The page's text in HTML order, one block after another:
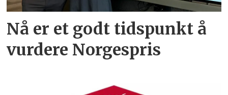
Nå er et godt tidspunkt å
vurdere Norgespris